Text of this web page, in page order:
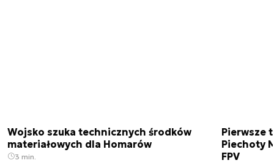
Wojsko szuka technicznych środków
materiałowych dla Homarów
3 min.
Pierwsze
Piechoty
FPV